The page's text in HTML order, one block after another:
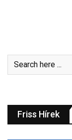
Friss Hírek